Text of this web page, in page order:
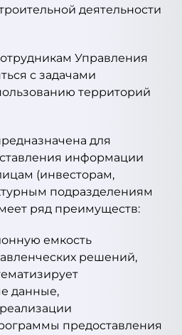
деятельности
Управления
с задачами
территорий
для
информации
(инвесторам,
подразделениям
ряд преимуществ:
емкость
решений,
данные,
предоставления